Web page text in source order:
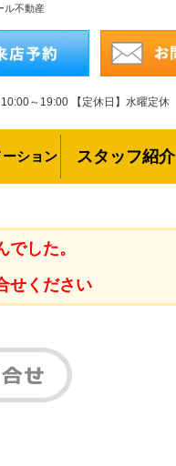
ル不動産
10:00～19:00 【定休日】水曜定休
ション スタッフ紹介
した。
せください